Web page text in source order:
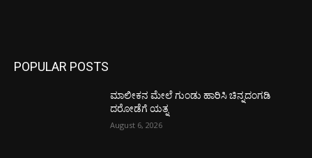
POPULAR POSTS
ಮಾಲೀಕನ ಮೇಲೆ ಗುಂಡು ಹಾರಿಸಿ ಚಿನ್ನದಂಗಡಿ
ದರೋಡೆಗೆ ಯತ್ನ
August 6, 2026